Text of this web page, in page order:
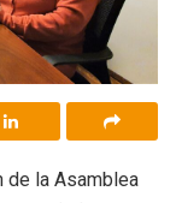
de la Asamblea